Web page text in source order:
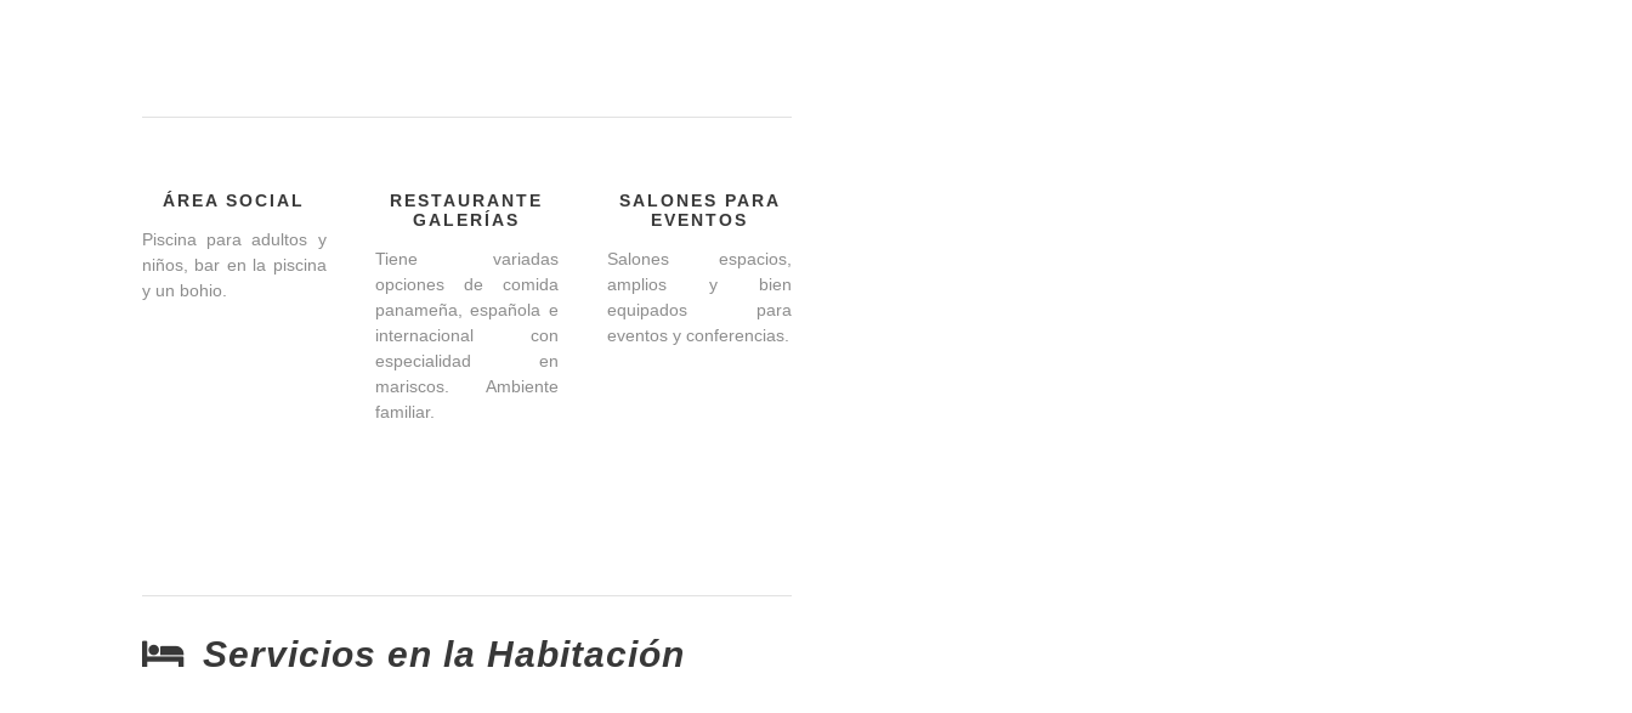
ÁREA SOCIAL
Piscina para adultos y
niños, bar en la piscina
y un bohio.
RESTAURANTE
GALERÍAS
Tiene variadas
opciones de comida
panameña, española e
internacional con
especialidad en
mariscos. Ambiente
familiar.
SALONES PARA
EVENTOS
Salones espacios,
amplios y bien
equipados para
eventos y conferencias.
Servicios en la Habitación